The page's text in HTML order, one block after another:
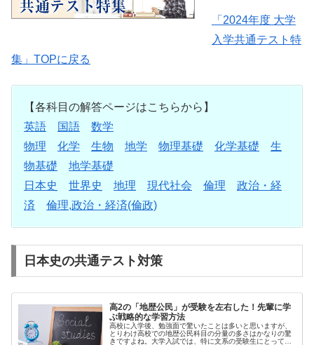
「2024年度 大学
入学共通テスト特
集」TOPに戻る
【各科目の解答ページはこちらから】
英語
国語
数学
物理
化学 生物 地学 物理基礎 化学基礎
生
物基礎
地学基礎
日本史
世界史 地理 現代社会 倫理
政治・経
済
倫理,政治・経済(倫政)
日本史の共通テスト対策
高2の「地歴公民」が受験を左右した！先輩に学
ぶ戦略的な学習方法
高校に入学後、勉強面で驚いたことは多いと思いますが、
とりわけ高校での地歴公民科目の分量の多さはかなりの驚
きですよね。大学入試では、特に文系の受験生にとって、